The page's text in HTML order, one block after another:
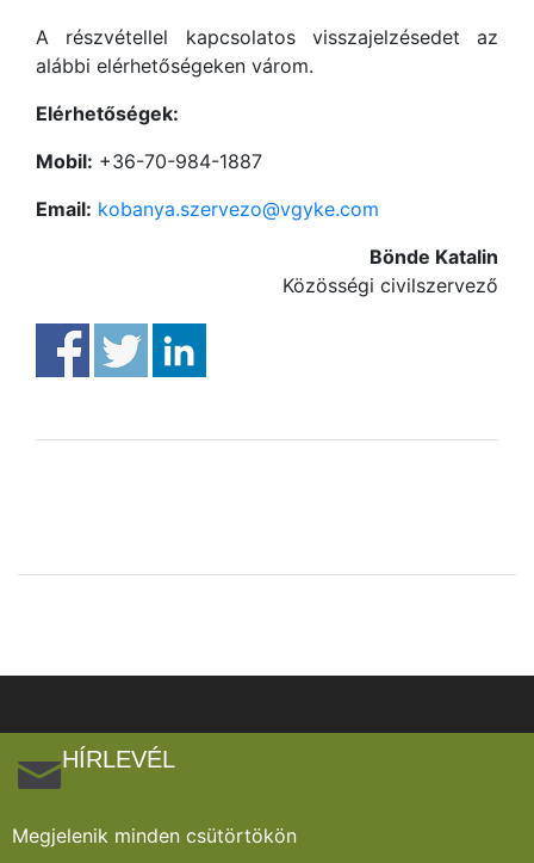
A részvétellel kapcsolatos visszajelzésedet az
alábbi elérhetőségeken várom.
Elérhetőségek:
Mobil: +36-70-984-1887
Email: kobanya.szervezo@vgyke.com
Bönde Katalin
Közösségi civilszervező
HÍRLEVÉL
Megjelenik minden csütörtökön